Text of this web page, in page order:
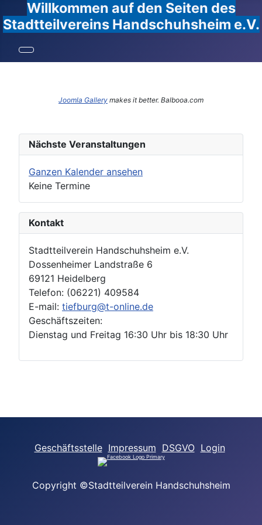
Willkommen auf den Seiten des
Stadtteilvereins Handschuhsheim e.V.
Joomla Gallery makes it better. Balbooa.com
Nächste Veranstaltungen
Ganzen Kalender ansehen
Keine Termine
Kontakt
Stadtteilverein Handschuhsheim e.V.
Dossenheimer Landstraße 6
69121 Heidelberg
Telefon: (06221) 409584
E-mail: tiefburg@t-online.de
Geschäftszeiten:
Dienstag und Freitag 16:30 Uhr bis 18:30 Uhr
Geschäftsstelle Impressum DSGVO Login
Copyright ©Stadtteilverein Handschuhsheim